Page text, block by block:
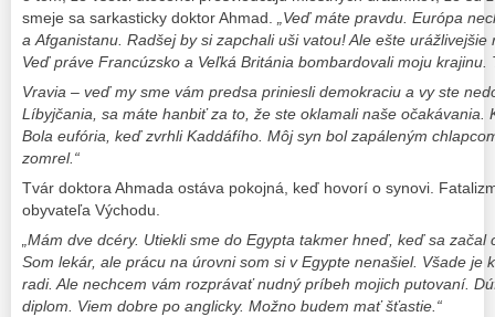
smeje sa sarkasticky doktor Ahmad.
„Veď máte pravdu. Európa
a Afganistanu. Radšej by si zapchali uši vatou! Ale ešte
Veď práve Francúzsko a Veľká Británia bombardovali moju krajinu.
Vravia – veď my sme vám predsa priniesli demokraciu a vy ste
Líbyjčania, sa máte hanbiť za to, že ste oklamali naše očakávania.
Bola eufória, keď zvrhli Kaddáfího. Môj syn bol zapáleným
zomrel.“
Tvár doktora Ahmada ostáva pokojná, keď hovorí o synovi.
obyvateľa Východu.
„Mám dve dcéry. Utiekli sme do Egypta takmer hneď, keď sa
Som lekár, ale prácu na úrovni som si v Egypte nenašiel. Všade je
radi. Ale nechcem vám rozprávať nudný príbeh mojich putovaní.
diplom. Viem dobre po anglicky. Možno budem mať šťastie.“